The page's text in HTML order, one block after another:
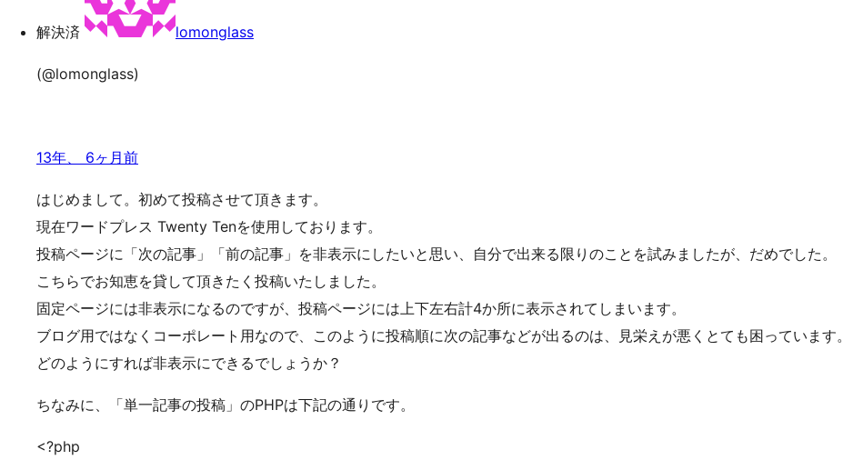
解決済 lomonglass
(@lomonglass)
13年、 6ヶ月前
はじめまして。初めて投稿させて頂きます。
現在ワードプレス Twenty Tenを使用しております。
投稿ページに「次の記事」「前の記事」を非表示にしたいと思い、自分で出来る限りのことを試みましたが、だめでした。
こちらでお知恵を貸して頂きたく投稿いたしました。
固定ページには非表示になるのですが、投稿ページには上下左右計4か所に表示されてしまいます。
ブログ用ではなくコーポレート用なので、このように投稿順に次の記事などが出るのは、見栄えが悪くとても困っています。
どのようにすれば非表示にできるでしょうか？
ちなみに、「単一記事の投稿」のPHPは下記の通りです。
<?php